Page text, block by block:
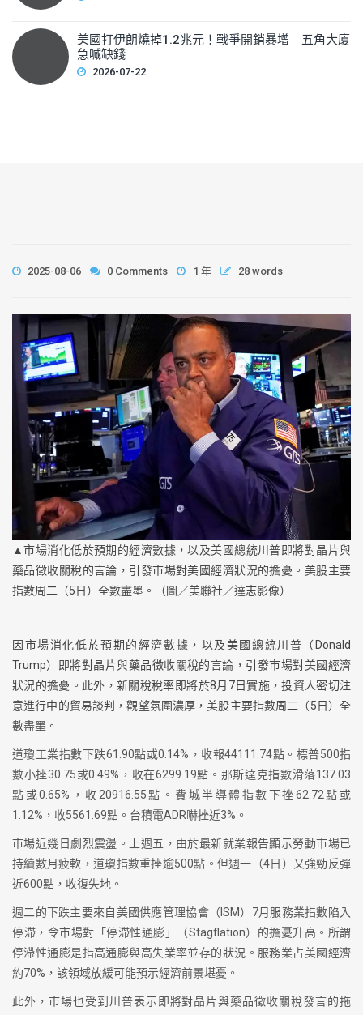
美國打伊朗燒掉1.2兆元！戰爭開銷暴增 五角大廈
急喊缺錢
2026-07-22
2025-08-06 0 Comments 1 年 28 words
▲市場消化低於預期的經濟數據，以及美國總統川普即將對晶片與
藥品徵收關稅的言論，引發市場對美國經濟狀況的擔憂。美股主要
指數周二（5日）全數盡墨。（圖／美聯社／達志影像）
因市場消化低於預期的經濟數據，以及美國總統川普（Donald
Trump）即將對晶片與藥品徵收關稅的言論，引發市場對美國經濟
狀況的擔憂。此外，新關稅稅率即將於8月7日實施，投資人密切注
意進行中的貿易談判，觀望氛圍濃厚，美股主要指數周二（5日）全
數盡墨。
道瓊工業指數下跌61.90點或0.14%，收報44111.74點。標普500指
數小挫30.75或0.49%，收在6299.19點。那斯達克指數滑落137.03
點或0.65%，收20916.55點。費城半導體指數下挫62.72點或
1.12%，收5561.69點。台積電ADR嚇挫近3%。
市場近幾日劇烈震盪。上週五，由於最新就業報告顯示勞動市場已
持續數月疲軟，道瓊指數重挫逾500點。但週一（4日）又強勁反彈
近600點，收復失地。
週二的下跌主要來自美國供應管理協會（ISM）7月服務業指數陷入
停滯，令市場對「停滯性通膨」（Stagflation）的擔憂升高。所謂
停滯性通膨是指高通膨與高失業率並存的狀況。服務業占美國經濟
約70%，該領域放緩可能預示經濟前景堪憂。
此外，市場也受到川普表示即將對晶片與藥品徵收關稅發言的拖